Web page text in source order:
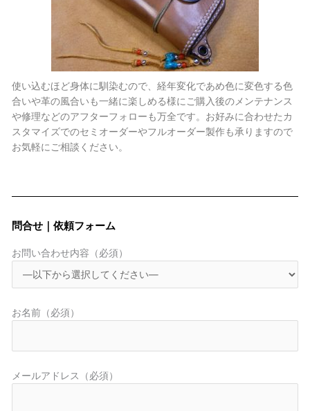
使い込むほど身体に馴染むので、経年変化であめ色に変色する色
合いや革の風合いも一緒に楽しめる様にご購入後のメンテナンス
や修理などのアフターフォローも万全です。お好みに合わせたカ
スタマイズでのセミオーダーやフルオーダー製作も承りますので
お気軽にご相談ください。
問合せ｜依頼フォーム
お問い合わせ内容（必須）
お名前（必須）
メールアドレス（必須）